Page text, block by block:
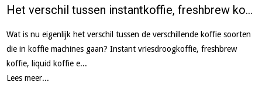
Het verschil tussen instantkoffie, freshbrew koffie en bonen koffie.
Wat is nu eigenlijk het verschil tussen de verschillende koffie soorten
die in koffie machines gaan? Instant vriesdroogkoffie, freshbrew
koffie, liquid koffie e...
Lees meer...